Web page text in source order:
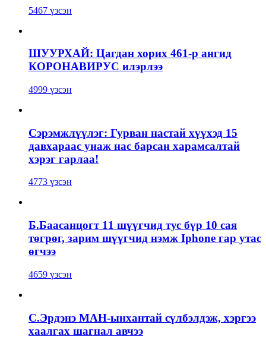
5467 үзсэн
ШУУРХАЙ: Цагдан хорих 461-р ангид
КОРОНАВИРУС илэрлээ
4999 үзсэн
Сэрэмжлүүлэг: Гурван настай хүүхэд 15
давхараас унаж нас барсан харамсалтай
хэрэг гарлаа!
4773 үзсэн
Б.Баасанцогт 11 шүүгчид тус бүр 10 сая
төгрөг, зарим шүүгчид нэмж Iphone гар утас
өгчээ
4659 үзсэн
С.Эрдэнэ МАН-ынхантай сүлбэлдэж, хэргээ
хаалгах шагнал авчээ